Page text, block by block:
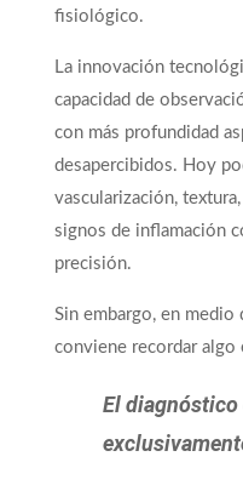
fisiológico.
La innovación
capacidad de
con más profundidad
desapercibidos. Hoy
vascularización,
signos de inflamación
precisión.
Sin embargo, en
conviene recordar algo
El diagnóstico